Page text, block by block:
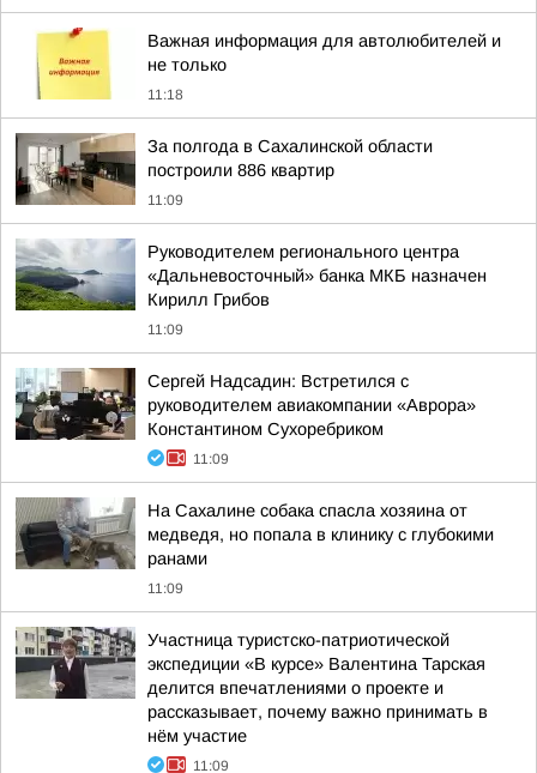
Важная информация для автолюбителей и
не только
11:18
За полгода в Сахалинской области
построили 886 квартир
11:09
Руководителем регионального центра
«Дальневосточный» банка МКБ назначен
Кирилл Грибов
11:09
Сергей Надсадин: Встретился с
руководителем авиакомпании «Аврора»
Константином Сухоребриком
11:09
На Сахалине собака спасла хозяина от
медведя, но попала в клинику с глубокими
ранами
11:09
Участница туристско-патриотической
экспедиции «В курсе» Валентина Тарская
делится впечатлениями о проекте и
рассказывает, почему важно принимать в
нём участие
11:09